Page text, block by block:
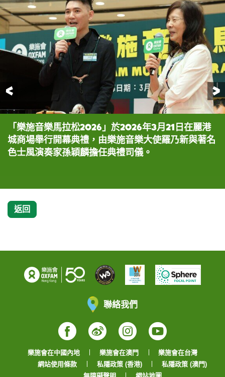
前一頁
「樂施音樂馬拉松2026」於2026年3月21日在麗港
城商場舉行開幕典禮，由樂施音樂大使羅乃新與著名
色士風演奏家孫穎麟擔任典禮司儀。
活動主要贊助通利琴行總裁李敬天及多位音樂界嘉賓
出席開幕典禮。
樂施會總裁鄧智輝致辭表示，今年所籌款項將支持樂
施會全球扶貧項目，包括協助婦女提升經濟自主及應
對氣候變化，期望透過音樂為全球貧困婦女帶來改
樂施音樂大使羅乃新，與世界冠軍口琴演奏家梁栢渝
及著名女高音葉葆菁以鋼琴及口琴伴奏獻上聲樂表
演。
著名色士風演奏家孫穎麟獻獨奏《熱咖啡》一曲。
S’way色士風合奏團為大家帶來精彩合奏。
世界冠軍口琴演奏家梁栢渝獨奏《Adios Nonino
by Astor Piazzolla》一曲。
小小鋼琴演奏家韓宗佑獨奏《Les cyclopes》一
曲。
返回
聯絡我們
Facebook
WeiboInstagram
YouTube
樂施會在中國內地 樂施會在澳門
樂施會在台灣
網站使用條款
私隱政策 (香港)
私隱政策 (澳門)